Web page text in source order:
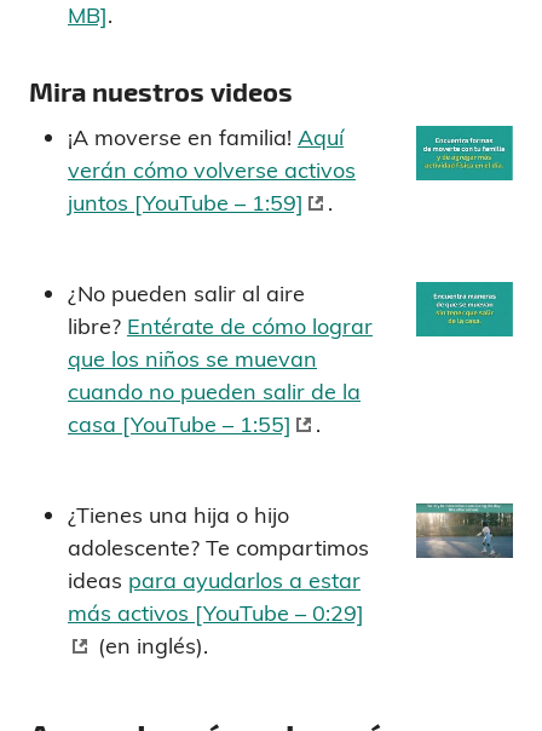
MB].
Mira nuestros videos
¡A moverse en familia! Aquí
verán cómo volverse activos
juntos [YouTube – 1:59]
.
¿No pueden salir al aire
libre? Entérate de cómo lograr
que los niños se muevan
cuando no pueden salir de la
casa [YouTube – 1:55]
.
¿Tienes una hija o hijo
adolescente? Te compartimos
ideas para ayudarlos a estar
más activos [YouTube – 0:29]
(en inglés).